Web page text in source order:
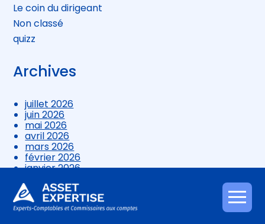
Aller
au
Le coin du dirigeant
Non classé
quizz
Archives
juillet 2026
juin 2026
mai 2026
avril 2026
mars 2026
février 2026
janvier 2026
novembre 2025
octobre 2025
septembre 2025